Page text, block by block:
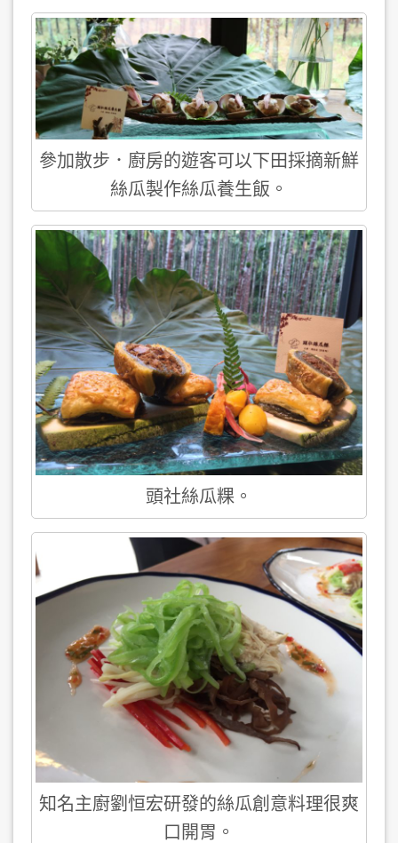
參加散步．廚房的遊客可以下田採摘新鮮
絲瓜製作絲瓜養生飯。
頭社絲瓜粿。
知名主廚劉恒宏研發的絲瓜創意料理很爽
口開胃。